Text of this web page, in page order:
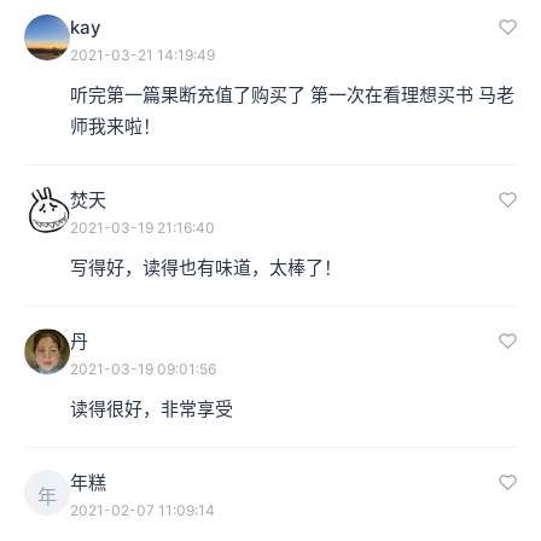
kay
2021-03-21 14:19:49
听完第一篇果断充值了购买了 第一次在看理想买书 马老
师我来啦！
焚天
2021-03-19 21:16:40
写得好，读得也有味道，太棒了！
丹
2021-03-19 09:01:56
读得很好，非常享受
年
年糕
2021-02-07 11:09:14